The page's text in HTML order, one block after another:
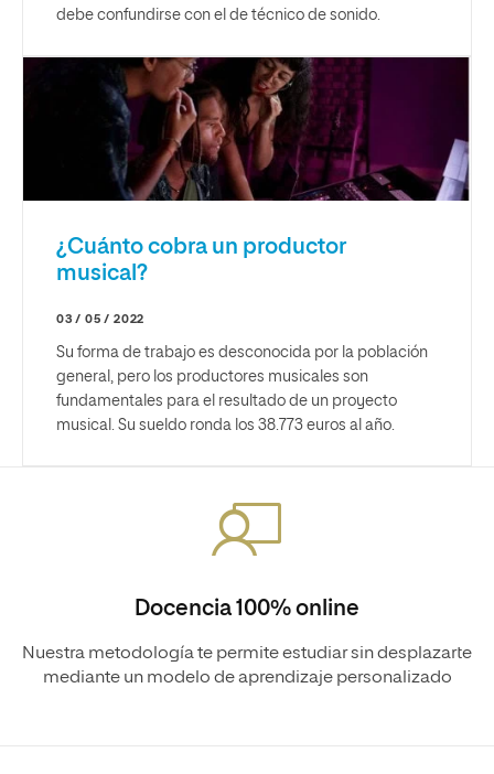
debe confundirse con el de técnico de sonido.
¿Cuánto cobra un productor
musical?
03 / 05 / 2022
Su forma de trabajo es desconocida por la población
general, pero los productores musicales son
fundamentales para el resultado de un proyecto
musical. Su sueldo ronda los 38.773 euros al año.
Docencia 100% online
Nuestra metodología te permite estudiar sin desplazarte
mediante un modelo de aprendizaje personalizado